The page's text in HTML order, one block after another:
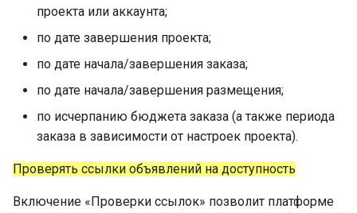
проекта или аккаунта;
по дате завершения проекта;
по дате начала/завершения заказа;
по дате начала/завершения размещения;
по исчерпанию бюджета заказа (а также периода
заказа в зависимости от настроек проекта).
Проверять ссылки объявлений на доступность
Включение «Проверки ссылок» позволит платформе